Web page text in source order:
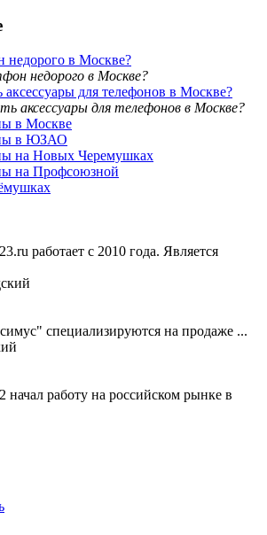
недорого в Москве?
аксессуары для телефонов в Москве?
в Москве
в ЮЗАО
на Новых Черемушках
на Профсоюзной
работает с 2010 года. Является
специализируются на продаже ...
начал работу на российском рынке в